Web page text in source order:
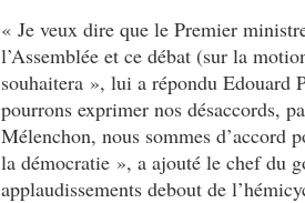
« Je veux dire que le Premier
l’Assemblée et ce débat (sur la
souhaitera », lui a répondu
pourrons exprimer nos désaccords,
Mélenchon, nous sommes d’accord
la démocratie », a ajouté le chef du
applaudissements debout de